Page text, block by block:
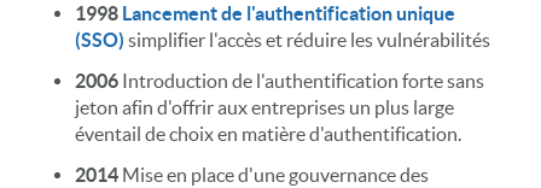
1998 Lancement de l'authentification unique
(SSO) simplifier l'accès et réduire les vulnérabilités
2006 Introduction de l'authentification forte sans
jeton afin d'offrir aux entreprises un plus large
éventail de choix en matière d'authentification.
2014 Mise en place d'une gouvernance des